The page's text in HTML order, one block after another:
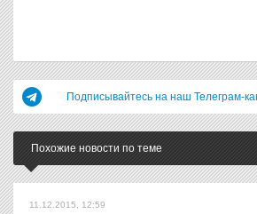
Подписывайтесь на наш Телеграм-
Похожие новости по теме
11.12.2015, 12:59